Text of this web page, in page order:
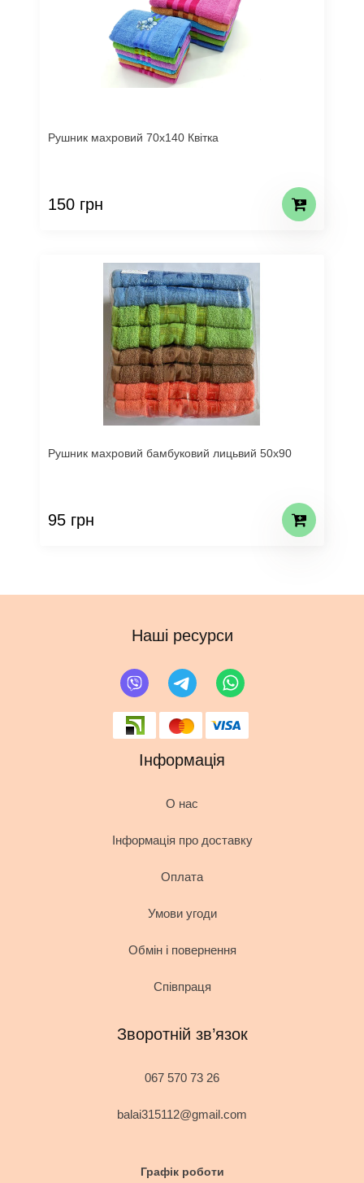
Рушник махровий 70х140 Квітка
150 грн
Рушник махровий бамбуковий лицьвий 50х90
95 грн
Наші ресурси
Інформація
О нас
Інформація про доставку
Оплата
Умови угоди
Обмін і повернення
Співпраця
Зворотній зв’язок
067 570 73 26
balai315112@gmail.com
Графік роботи